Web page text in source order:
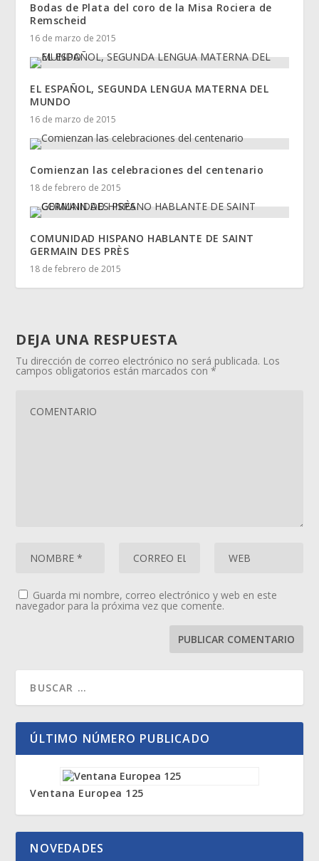
Bodas de Plata del coro de la Misa Rociera de
Remscheid
16 de marzo de 2015
EL ESPAÑOL, SEGUNDA LENGUA MATERNA DEL
MUNDO
16 de marzo de 2015
Comienzan las celebraciones del centenario
18 de febrero de 2015
COMUNIDAD HISPANO HABLANTE DE SAINT
GERMAIN DES PRÈS
18 de febrero de 2015
DEJA UNA RESPUESTA
Tu dirección de correo electrónico no será publicada. Los
campos obligatorios están marcados con*
Guarda mi nombre, correo electrónico y web en este
navegador para la próxima vez que comente.
ÚLTIMO NÚMERO PUBLICADO
Ventana Europea 125
NOVEDADES